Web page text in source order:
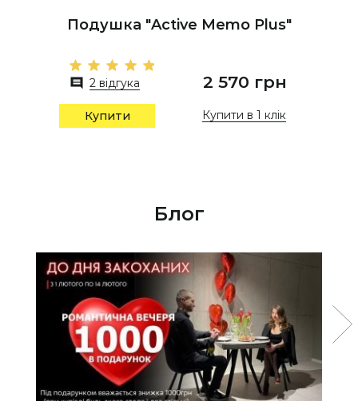
Подушка "Active Memo Plus"
2 відгука 2 570 грн
Купити Купити в 1 клік
Блог